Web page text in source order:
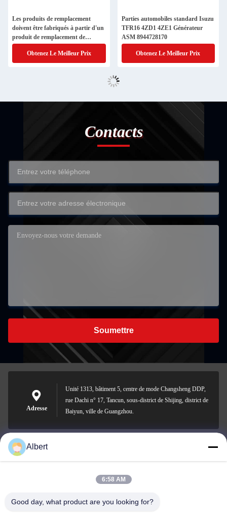
Les produits de remplacement
doivent être fabriqués à partir d'un
produit de remplacement de
l'Isuzu.
Obtenez Le Meilleur Prix
Parties automobiles standard Isuzu
TFR16 4ZD1 4ZE1 Générateur
ASM 8944728170
Obtenez Le Meilleur Prix
Contacts
Soumettre
Adresse
Unité 1313, bâtiment 5, centre de mode Changsheng DDP,
rue Dachi n° 17, Tancun, sous-district de Shijing, district de
Baiyun, ville de Guangzhou.
james@yimiautoparts.com
Albert
6:58 AM
Good day, what product are you looking for?